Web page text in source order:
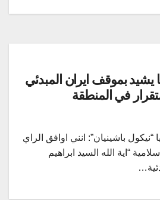
يشيد بموقف ايران المبدئي
في المنطقة
“نيكول باشينيان”: انني اوافق الراي
“اية الله السيد ابراهيم